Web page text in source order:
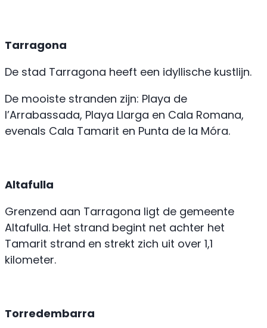
Tarragona
De stad Tarragona heeft een idyllische kustlijn.
De mooiste stranden zijn: Playa de
l’Arrabassada, Playa Llarga en Cala Romana,
evenals Cala Tamarit en Punta de la Móra.
Altafulla
Grenzend aan Tarragona ligt de gemeente
Altafulla. Het strand begint net achter het
Tamarit strand en strekt zich uit over 1,1
kilometer.
Torredembarra